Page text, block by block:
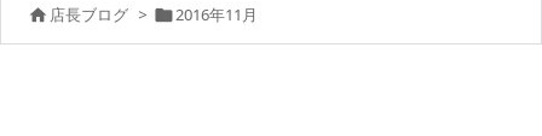
 店長ブログ > 2016年11月